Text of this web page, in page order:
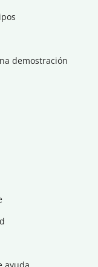
demostración